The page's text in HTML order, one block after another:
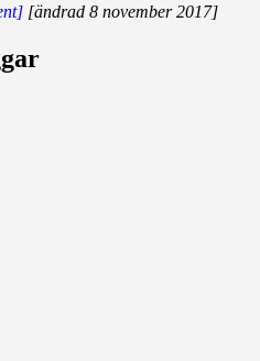
[ändrad 8 november 2017]